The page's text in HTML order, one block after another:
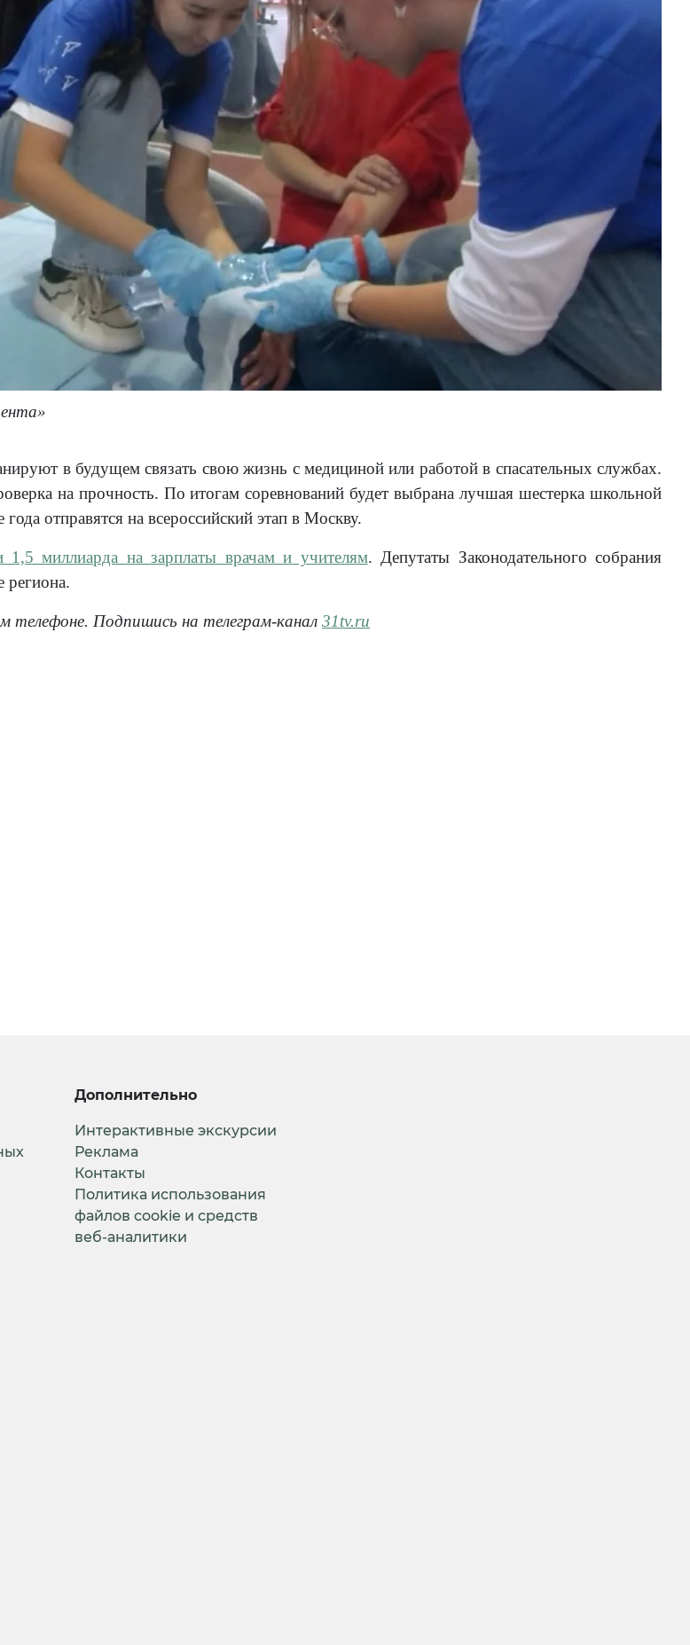
в будущем связать свою жизнь с медициной или работой в спасательных службах.
на прочность. По итогам соревнований будет выбрана лучшая шестерка школьной
отправятся на всероссийский этап в Москву.
миллиарда на зарплаты врачам и учителям. Депутаты Законодательного собрания
региона.
телефоне. Подпишись на телеграм-канал31tv.ru
Дополнительно
Интерактивные экскурсии
Реклама
Контакты
Политика использования
файлов cookie и средств
веб-аналитики